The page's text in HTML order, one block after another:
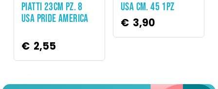
PIATTI 23CM PZ. 8
USA PRIDE AMERICA
€ 2,55
USA CM. 45 1PZ
€ 3,90